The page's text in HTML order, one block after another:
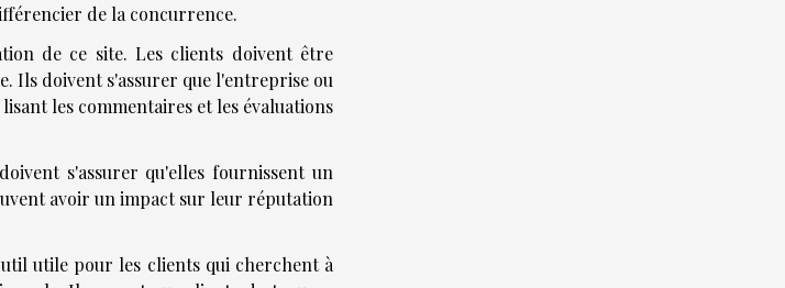
de la concurrence.
de ce site. Les clients doivent être
Ils doivent s'assurer que l'entreprise ou
les commentaires et les évaluations
s'assurer qu'elles fournissent un
avoir un impact sur leur réputation
utile pour les clients qui cherchent à